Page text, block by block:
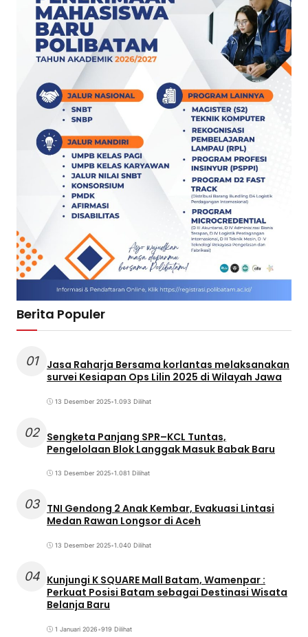
Berita Populer
01
Jasa Raharja Bersama korlantas melaksanakan
survei Kesiapan Ops Lilin 2025 di Wilayah Jawa
13 Desember 2025•1.093 Dilihat
02 Sengketa Panjang SPR–KCL Tuntas,
Pengelolaan Blok Langgak Masuk Babak Baru
13 Desember 2025•1.081 Dilihat
03 TNI Gendong 2 Anak Kembar, Evakuasi Lintasi
Medan Rawan Longsor di Aceh
13 Desember 2025•1.040 Dilihat
04 Kunjungi K SQUARE Mall Batam, Wamenpar :
Perkuat Posisi Batam sebagai Destinasi Wisata
Belanja Baru
1 Januari 2026•919 Dilihat